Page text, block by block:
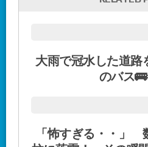
大雨で冠水した道路
のバス
「怖すぎる・・」